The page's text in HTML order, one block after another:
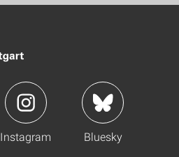
Instagram Bluesky